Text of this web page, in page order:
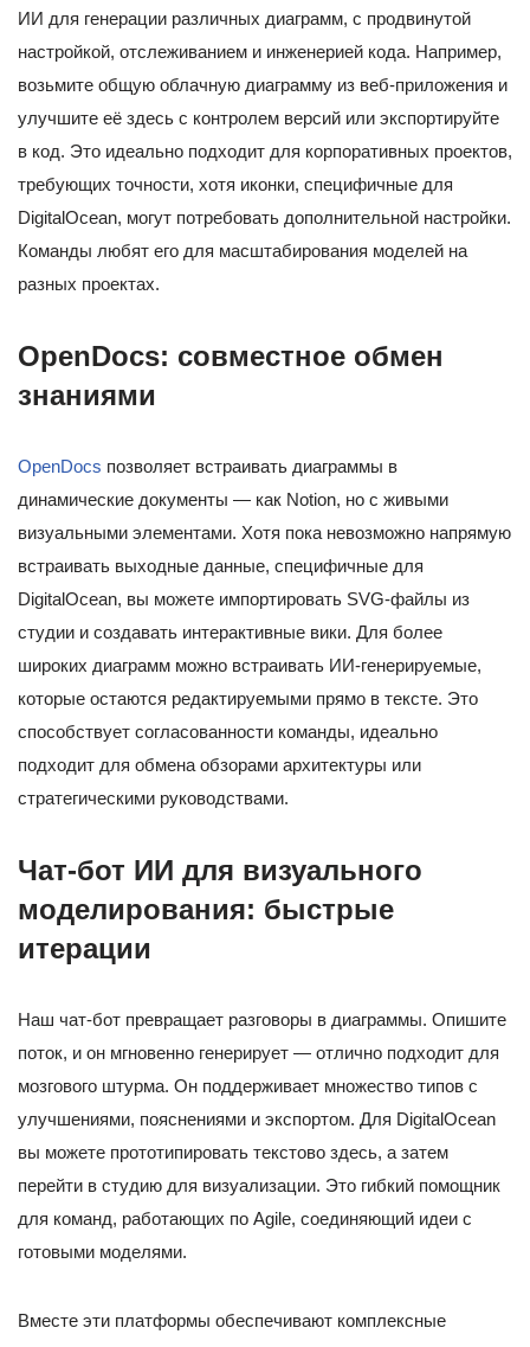
ИИ для генерации различных диаграмм, с продвинутой
настройкой, отслеживанием и инженерией кода. Например,
возьмите общую облачную диаграмму из веб-приложения и
улучшите её здесь с контролем версий или экспортируйте
в код. Это идеально подходит для корпоративных проектов,
требующих точности, хотя иконки, специфичные для
DigitalOcean, могут потребовать дополнительной настройки.
Команды любят его для масштабирования моделей на
разных проектах.
OpenDocs: совместное обмен
знаниями
OpenDocs позволяет встраивать диаграммы в
динамические документы — как Notion, но с живыми
визуальными элементами. Хотя пока невозможно напрямую
встраивать выходные данные, специфичные для
DigitalOcean, вы можете импортировать SVG-файлы из
студии и создавать интерактивные вики. Для более
широких диаграмм можно встраивать ИИ-генерируемые,
которые остаются редактируемыми прямо в тексте. Это
способствует согласованности команды, идеально
подходит для обмена обзорами архитектуры или
стратегическими руководствами.
Чат-бот ИИ для визуального
моделирования: быстрые
итерации
Наш чат-бот превращает разговоры в диаграммы. Опишите
поток, и он мгновенно генерирует — отлично подходит для
мозгового штурма. Он поддерживает множество типов с
улучшениями, пояснениями и экспортом. Для DigitalOcean
вы можете прототипировать текстово здесь, а затем
перейти в студию для визуализации. Это гибкий помощник
для команд, работающих по Agile, соединяющий идеи с
готовыми моделями.
Вместе эти платформы обеспечивают комплексные